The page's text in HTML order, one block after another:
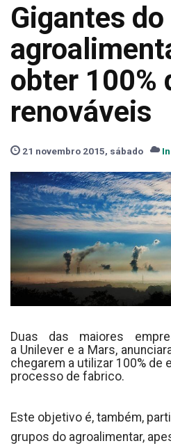
Gigantes do
obter 100%
renováveis
21 novembro 2015, sábado
Duas das maiores
a Unilever e a Mars,
chegarem a utilizar 100% de
processo de fabrico.
Este objetivo é, também,
grupos do agroalimentar,